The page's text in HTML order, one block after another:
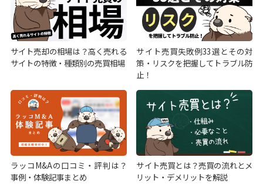
サイト売却の相場は？高く売れる
サイトの特徴・種類別の売買相場
サイト売買失敗例33選とその対
策・リスクを把握してトラブル防
止！
ラッコM&Aの口コミ・評判は？
事例・体験記事まとめ
サイト売買とは？売買の流れとメ
リット・デメリットを解説